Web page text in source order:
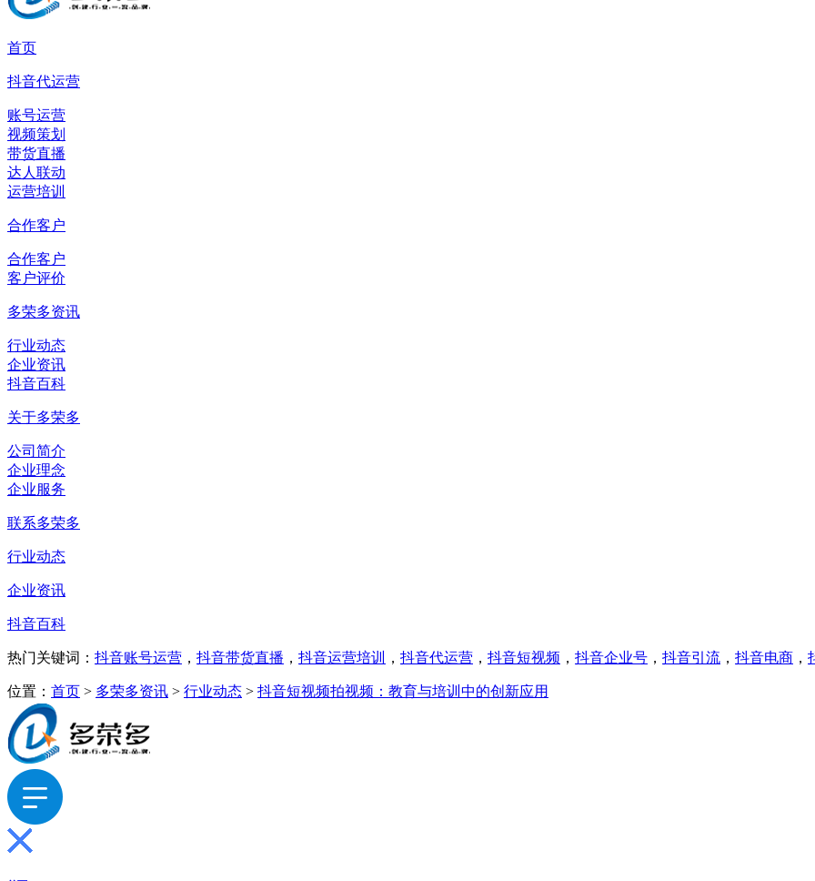
首页
抖音代运营
账号运营
视频策划
带货直播
达人联动
运营培训
合作客户
合作客户
客户评价
多荣多资讯
行业动态
企业资讯
抖音百科
关于多荣多
公司简介
企业理念
企业服务
联系多荣多
行业动态
企业资讯
抖音百科
热门关键词： 抖音账号运营 ， 抖音带货直播 ， 抖音运营培训 ， 抖音代运营 ， 抖音短视频 ， 抖音企业号 ， 抖音引流 ， 抖音电商 ，
位置： 首页 > 多荣多资讯 > 行业动态 > 抖音短视频拍视频：教育与培训中的创新应用